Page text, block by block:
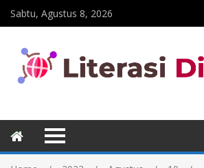
Sabtu, Agustus 8, 2026